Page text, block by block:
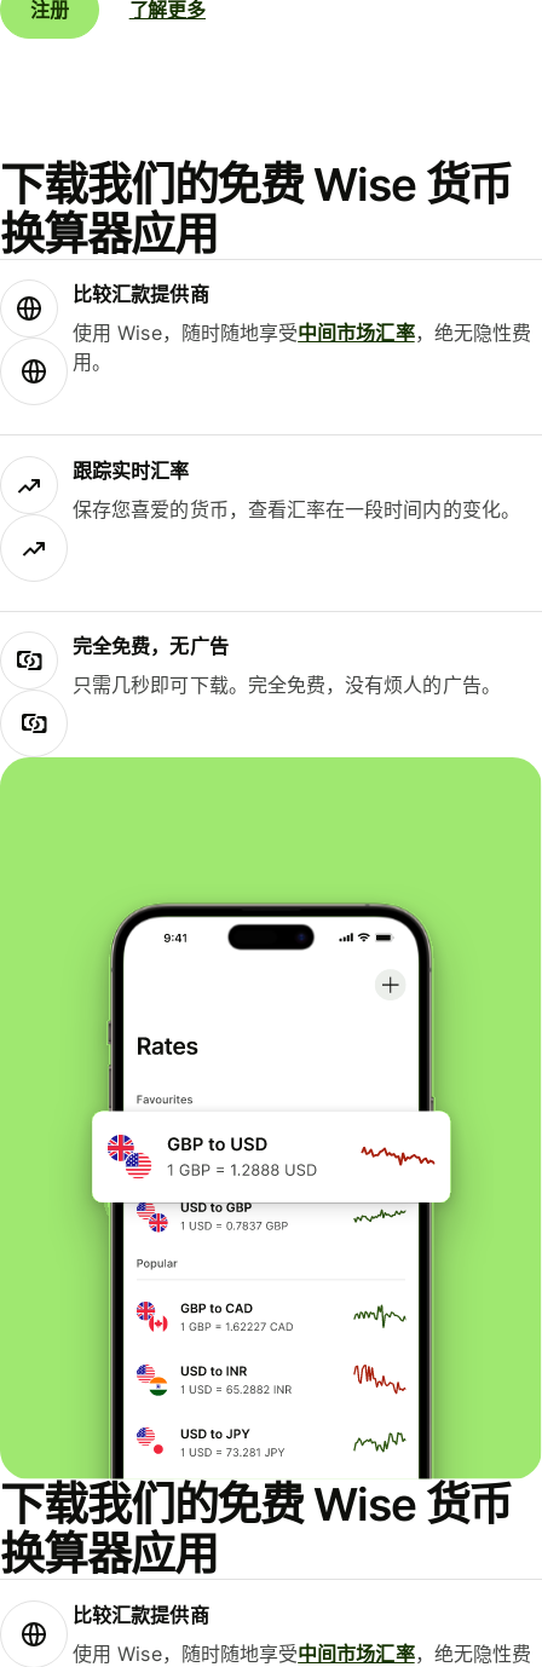
注册 了解更多
下载我们的免费 Wise 货币
换算器应用
比较汇款提供商
使用 Wise，随时随地享受中间市场汇率，绝无隐性费
用。
跟踪实时汇率
保存您喜爱的货币，查看汇率在一段时间内的变化。
完全免费，无广告
只需几秒即可下载。完全免费，没有烦人的广告。
下载我们的免费 Wise 货币
换算器应用
比较汇款提供商
使用 Wise，随时随地享受中间市场汇率，绝无隐性费